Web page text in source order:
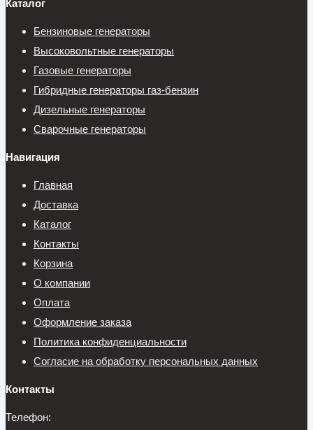
Каталог
Бензиновые генераторы
Высоковольтные генераторы
Газовые генераторы
Гибридные генераторы газ-бензин
Дизельные генераторы
Сварочные генераторы
Навигация
Главная
Доставка
Каталог
Контакты
Корзина
О компании
Оплата
Оформление заказа
Политика конфиденциальности
Согласие на обработку персональных данных
Контакты
Телефон: